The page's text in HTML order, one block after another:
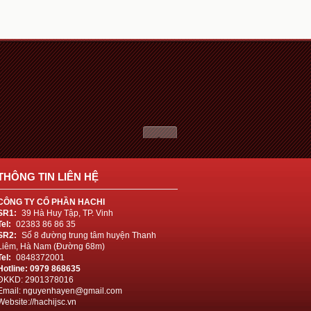
TIN LIÊN HỆ
TY CỔ PHẦN HACHI
39 Hà Huy Tập, TP. Vinh
02383 86 86 35
Số 8 đường trung tâm huyện Thanh
Hà Nam (Đường 68m)
0848372001
0979 868635
2901378016
nguyenhayen@gmail.com
hachijsc.vn